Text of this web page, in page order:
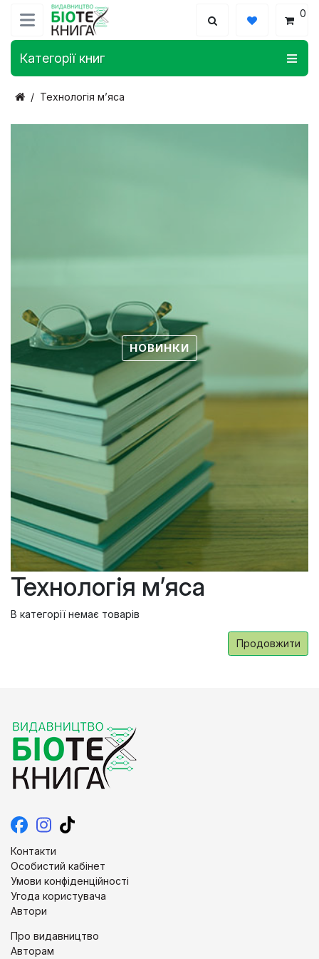
0
Категорії книг
Технологія м’яса
НОВИНКИ
Технологія м’яса
В категорії немає товарів
Продовжити
Контакти
Особистий кабінет
Умови конфіденційності
Угода користувача
Автори
Про видавництво
Авторам